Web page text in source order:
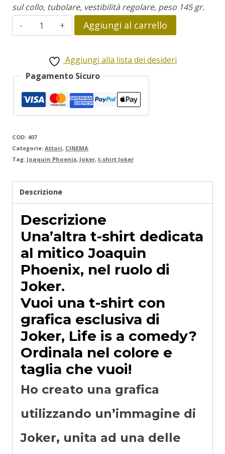
sul collo, tubolare, vestibilità regolare, peso 145 gr.
Joker
quantità
Aggiungi al carrello
Aggiungi alla lista dei desideri
Pagamento Sicuro
COD: 407
Categorie: Attori, CINEMA
Tag: Joaquin Phoenix, Joker, t-shirt Joker
Descrizione
Descrizione
Una’altra t-shirt dedicata
al mitico Joaquin
Phoenix, nel ruolo di
Joker.
Vuoi una t-shirt con
grafica esclusiva di
Joker, Life is a comedy?
Ordinala nel colore e
taglia che vuoi!
Ho creato una grafica
utilizzando un’immagine di
Joker, unita ad una delle